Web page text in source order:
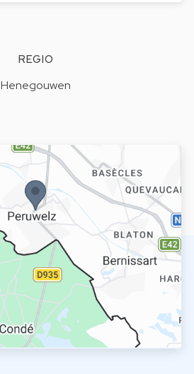
REGIO
Henegouwen